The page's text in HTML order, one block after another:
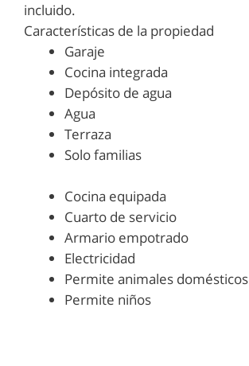
incluido.
Características de la propiedad
Garaje
Cocina integrada
Depósito de agua
Agua
Terraza
Solo familias
Cocina equipada
Cuarto de servicio
Armario empotrado
Electricidad
Permite animales domésticos
Permite niños